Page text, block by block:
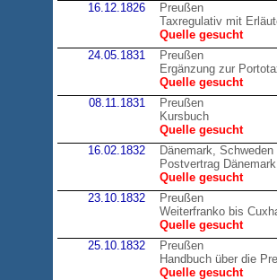
16.12.1826
Preußen
Taxregulativ mit
Quelle gesucht
24.05.1831
Preußen
Ergänzung zur
Quelle gesucht
08.11.1831
Preußen
Kursbuch
Quelle gesucht
16.02.1832
Dänemark, Schweden
Postvertrag
Quelle gesucht
23.10.1832
Preußen
Weiterfranko bis
Quelle gesucht
25.10.1832
Preußen
Handbuch über die
Quelle gesucht